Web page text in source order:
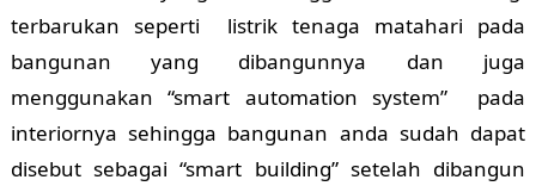
terbarukan seperti listrik tenaga matahari pada
bangunan yang dibangunnya dan juga
menggunakan “smart automation system” pada
interiornya sehingga bangunan anda sudah dapat
disebut sebagai “smart building” setelah dibangun